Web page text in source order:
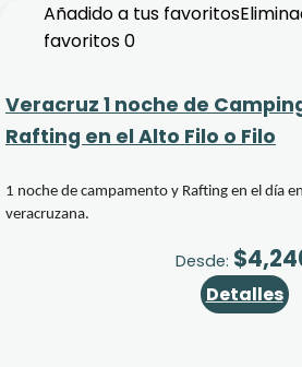
Añadido a tus favoritos
favoritos0
Veracruz 1 noche de
Rafting en el Alto Filo o Filo
1 noche de campamento y Rafting en el día
veracruzana.
Desde: $
Detalles